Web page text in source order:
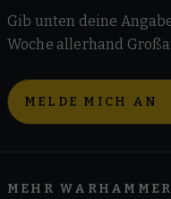
Gib unten deine
Woche allerhand
MELDE MICH AN
MEHR WARHAMMER